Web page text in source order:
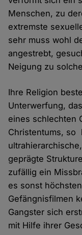
Menschen, zu
extremste
sehr muss wohl
angestrebt,
Neigung zu
Ihre Religion
Unterwerfung,
eines schlechten
Christentums, so
geprägte
zufällig ein
es sonst
Gefängnisfilmen
Gangster sich
mit Hilfe ihrer